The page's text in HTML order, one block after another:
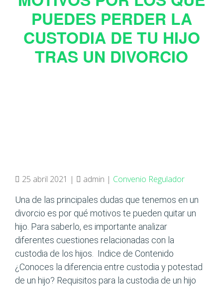
PUEDES PERDER LA
CUSTODIA DE TU HIJO
TRAS UN DIVORCIO
25 abril 2021 | admin | Convenio Regulador
Una de las principales dudas que tenemos en un
divorcio es por qué motivos te pueden quitar un
hijo. Para saberlo, es importante analizar
diferentes cuestiones relacionadas con la
custodia de los hijos. Indice de Contenido
¿Conoces la diferencia entre custodia y potestad
de un hijo? Requisitos para la custodia de un hijo